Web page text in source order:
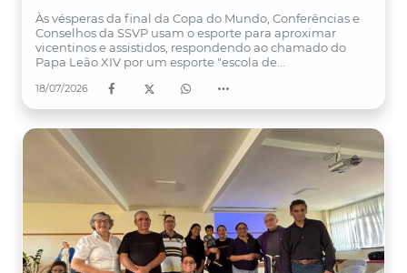
Às vésperas da final da Copa do Mundo, Conferências e
Conselhos da SSVP usam o esporte para aproximar
vicentinos e assistidos, respondendo ao chamado do
Papa Leão XIV por um esporte "escola de...
18/07/2026